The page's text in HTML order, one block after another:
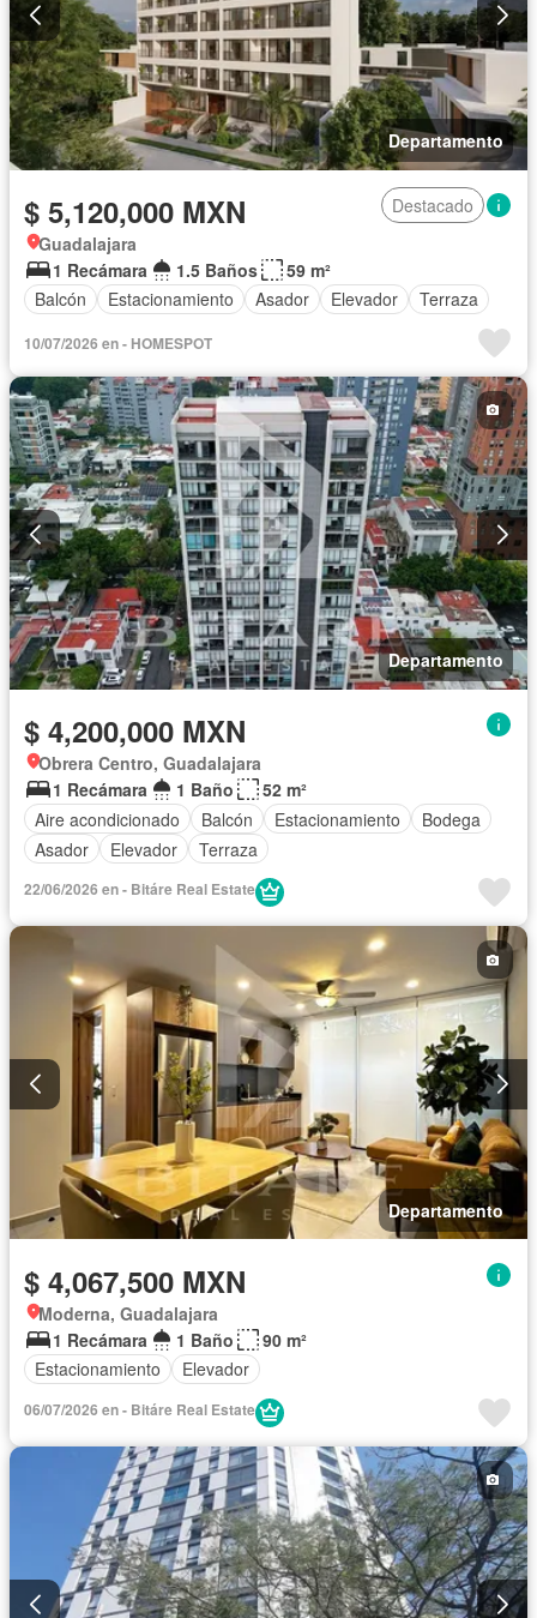
Departamento
$ 5,120,000 MXN
Destacado
Guadalajara
1 Recámara
1.5 Baños
59 m²
Balcón
Estacionamiento Asador Elevador Terraza
10/07/2026 en - HOMESPOT
Departamento
$ 4,200,000 MXN
Obrera Centro, Guadalajara
1 Recámara
1 Baño
52 m²
Aire acondicionado
Balcón Estacionamiento
Bodega
Asador
Elevador Terraza
22/06/2026 en - Bitáre Real Estate
Departamento
$ 4,067,500 MXN
Moderna, Guadalajara
1 Recámara
1 Baño
90 m²
Estacionamiento
Elevador
06/07/2026 en - Bitáre Real Estate